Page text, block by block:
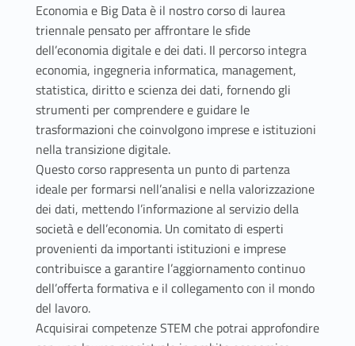
Economia e Big Data è il nostro corso di laurea
triennale pensato per affrontare le sfide
dell’economia digitale e dei dati. Il percorso integra
economia, ingegneria informatica, management,
statistica, diritto e scienza dei dati, fornendo gli
strumenti per comprendere e guidare le
trasformazioni che coinvolgono imprese e istituzioni
nella transizione digitale.
Questo corso rappresenta un punto di partenza
ideale per formarsi nell’analisi e nella valorizzazione
dei dati, mettendo l’informazione al servizio della
società e dell’economia. Un comitato di esperti
provenienti da importanti istituzioni e imprese
contribuisce a garantire l’aggiornamento continuo
dell’offerta formativa e il collegamento con il mondo
del lavoro.
Acquisirai competenze STEM che potrai approfondire